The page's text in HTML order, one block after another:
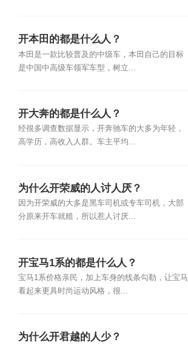
开本田的都是什么人？
本田是一款比较普及的中级车，本田自己的目标
是中国中高级车领军车型，树立...
开大奔的都是什么人？
经很多调查数据显示，开奔驰车的大多为年轻，
高学历，高收入人群。车主平均...
为什么开荣威的人讨人厌？
因为开荣威的大多是黑车司机或专车司机，大部
分原来开车就糙，所以惹人讨厌...
开宝马1系的都是什么人？
宝马1系价格亲民，加上车身的线条勾勒，让宝马
看起来更具时尚运动风格，很...
为什么开君越的人少？